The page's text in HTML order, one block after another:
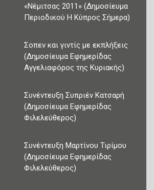
«Νέμιτσας 2011» (Δημοσίευμα
Περιοδικού Η Κύπρος Σήμερα)
Σοπεν και γιντίς με εκπλήξεις
(Δημοσίευμα Εφημερίδας
Αγγελιαφόρος της Κυριακής)
Συνέντευξη Συπριέν Κατσαρή
(Δημοσίευμα Εφημερίδας
Φιλελεύθερος)
Συνέντευξη Μαρτίνου Τιρίμου
(Δημοσίευμα Εφημερίδας
Φιλελεύθερος)